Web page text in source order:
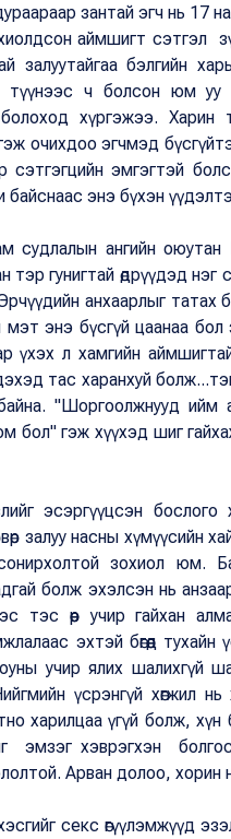
зантай эгч нь 17
аймшигт сэтгэл
залуутайгаа бэлгийн
түүнээс ч болсон юм
болоход хүргэжээ.
очихдоо эгчмэд
сэтгэгцийн эмгэгтэй
байснаас энэ бүхэн
судлалын ангийн
тэр гунигтай өдрүүдэд
анхаарлыг татах
энэ бүсгүй цаанаа бол
л хамгийн аймшигтай.
тас харанхуй
"Шоргоолжнууд ийм
бол" гэж хүүхэд шиг
эсэргүүцсэн бослого
залуу насны хүмүүсийн
зохиол юм.
болж эхэлсэн нь
тэс өөр учир гайхан
эхтэй бөгөөд
учир ялих шалихгүй
үсрэнгүй хөгжил нь
харилцаа үгүй болж,
эмзэг хэврэгхэн
Арван долоо, хорин
секс өгүүлэмжүүд